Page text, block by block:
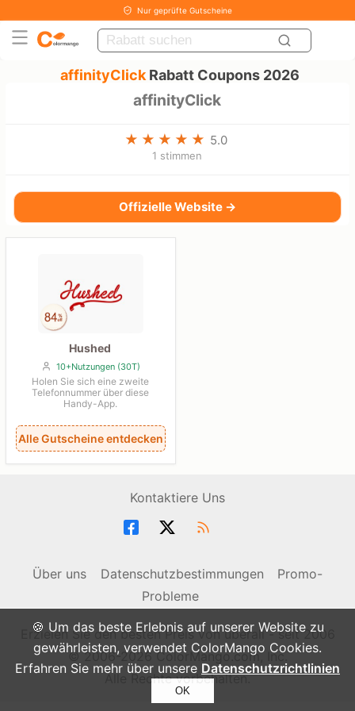
🍪 Um das beste Erlebnis auf unserer Website zu
gewährleisten, verwendet ColorMango Cookies.
Erfahren Sie mehr über unsere Datenschutzrichtlinien
OK
Nur geprüfte Gutscheine
affinityClick Rabatt Coupons 2026
affinityClick
5.0
1 stimmen
Offizielle Website →
Hushed
10+Nutzungen (30T)
Holen Sie sich eine zweite
Telefonnummer über diese
Handy-App.
Alle Gutscheine entdecken
Kontaktiere Uns
Über uns Datenschutzbestimmungen
Promo-
Probleme
Erzielen Sie den besten Preis von überall - seit 2006
© 2006-2026 ColorMango.com, Inc.
Alle Rechte vorbehalten.